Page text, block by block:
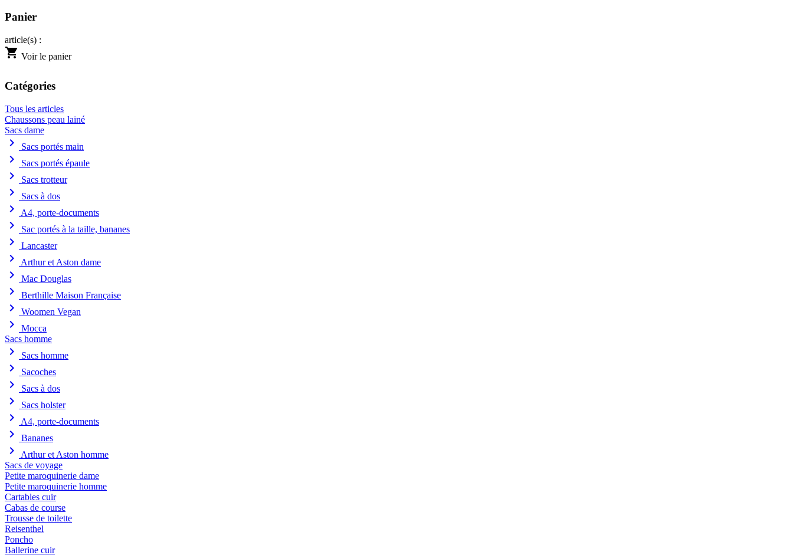
Panier
article(s) :
shopping_cart Voir le panier
Catégories
Tous les articles
Chaussons peau lainé
Sacs dame
chevron_right Sacs portés main
chevron_right Sacs portés épaule
chevron_right Sacs trotteur
chevron_right Sacs à dos
chevron_right A4, porte-documents
chevron_right Sac portés à la taille, bananes
chevron_right Lancaster
chevron_right Arthur et Aston dame
chevron_right Mac Douglas
chevron_right Berthille Maison Française
chevron_right Woomen Vegan
chevron_right
Mocca
Sacs homme
chevron_right Sacs homme
chevron_right Sacoches
chevron_right Sacs à dos
chevron_right Sacs holster
chevron_right A4, porte-documents
chevron_right Bananes
chevron_right
Arthur et Aston homme
Sacs de voyage
Petite maroquinerie dame
Petite maroquinerie homme
Cartables cuir
Cabas de course
Trousse de toilette
Reisenthel
Poncho
Ballerine cuir